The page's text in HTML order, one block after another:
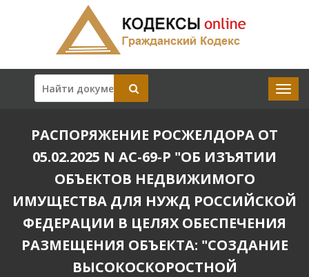
РАСПОРЯЖЕНИЕ РОСЖЕЛДОРА ОТ
05.02.2025 N АС-69-Р "ОБ ИЗЪЯТИИ
ОБЪЕКТОВ НЕДВИЖИМОГО
ИМУЩЕСТВА ДЛЯ НУЖД РОССИЙСКОЙ
ФЕДЕРАЦИИ В ЦЕЛЯХ ОБЕСПЕЧЕНИЯ
РАЗМЕЩЕНИЯ ОБЪЕКТА: "СОЗДАНИЕ
ВЫСОКОСКОРОСТНОЙ